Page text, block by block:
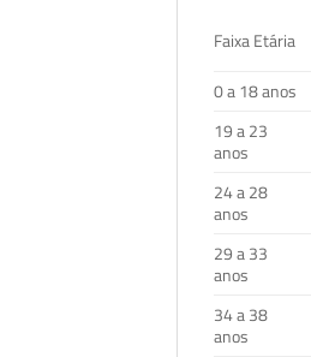
Faixa Etária
0 a 18 anos
19 a 23
anos
24 a 28
anos
29 a 33
anos
34 a 38
anos